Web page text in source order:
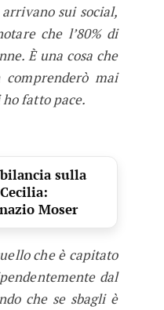
sui social,
che l’80% di
È una cosa che
mai
fatto pace.
sulla
Moser
che è capitato
dal
che se sbagli è